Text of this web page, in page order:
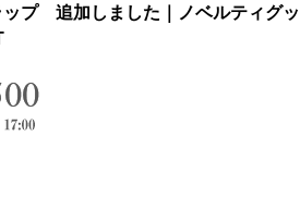
ップ 追加しました｜ノベルティグッ